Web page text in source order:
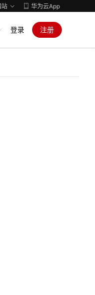
站 华为云App
登录 注册